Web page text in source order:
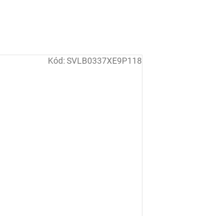
Kód:SVLB0337XE9P118